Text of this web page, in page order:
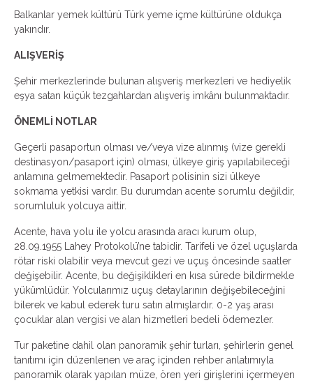
Balkanlar yemek kültürü Türk yeme içme kültürüne oldukça
yakındır.
ALIŞVERİŞ
Şehir merkezlerinde bulunan alışveriş merkezleri ve hediyelik
eşya satan küçük tezgahlardan alışveriş imkânı bulunmaktadır.
ÖNEMLİ NOTLAR
Geçerli pasaportun olması ve/veya vize alınmış (vize gerekli
destinasyon/pasaport için) olması, ülkeye giriş yapılabileceği
anlamına gelmemektedir. Pasaport polisinin sizi ülkeye
sokmama yetkisi vardır. Bu durumdan acente sorumlu değildir,
sorumluluk yolcuya aittir.
Acente, hava yolu ile yolcu arasında aracı kurum olup,
28.09.1955 Lahey Protokolü’ne tabidir. Tarifeli ve özel uçuşlarda
rötar riski olabilir veya mevcut gezi ve uçuş öncesinde saatler
değişebilir. Acente, bu değişiklikleri en kısa sürede bildirmekle
yükümlüdür. Yolcularımız uçuş detaylarının değişebileceğini
bilerek ve kabul ederek turu satın almışlardır. 0-2 yaş arası
çocuklar alan vergisi ve alan hizmetleri bedeli ödemezler.
Tur paketine dahil olan panoramik şehir turları, şehirlerin genel
tanıtımı için düzenlenen ve araç içinden rehber anlatımıyla
panoramik olarak yapılan müze, ören yeri girişlerini içermeyen